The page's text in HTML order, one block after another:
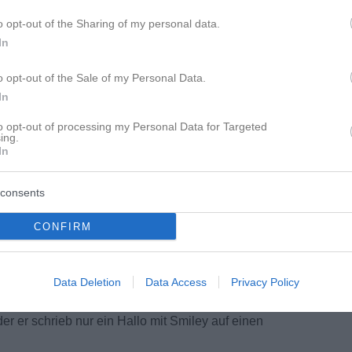
opt-out of the Sharing of my personal data.
opt-out of the Sale of my Personal Data.
opt-out of processing my Personal Data for Targeted
CONFIRM
Data Deletion Data Access Privacy Policy
Einsatz! Ich verstehe mich selbst nicht
hat, ein Stück Rache dass er als Gewinner
wäre gewesen wenn ich nicht dort
mitgehen zu der Psychologin wenn mir
der Sbahn zur Arbeit. Früher hat er mir
oder Muffin auf meinen Schreibtisch
er schrieb nur ein Hallo mit Smiley auf einen